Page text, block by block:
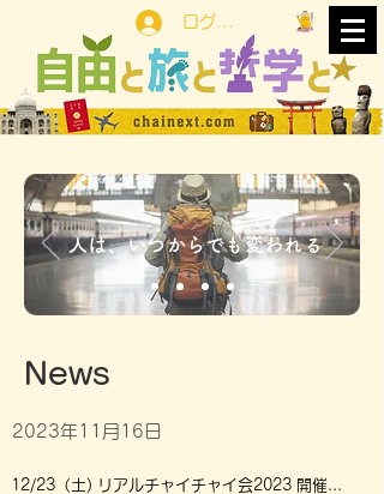
ログイン
人は、いつからでも変われる
2023年11月16日
12/23（土) リアルチャイチャイ会2023 開催決定＆申込み開始！
News